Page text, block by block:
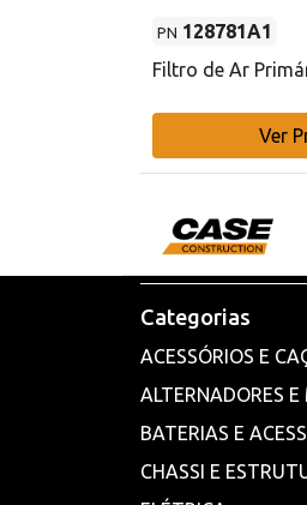
PN 128781A1
Filtro de Ar
Ver
Categorias
ACESSÓRIOS E
ALTERNADORES
BATERIAS E
CHASSI E